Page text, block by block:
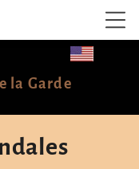
la Garde